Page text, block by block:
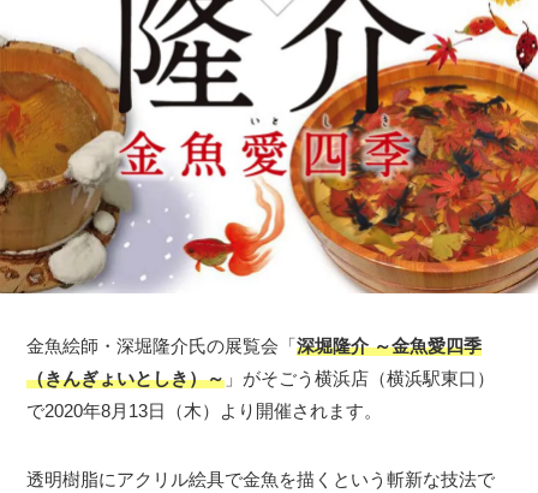
金魚絵師・深堀隆介氏の展覧会「深堀隆介 ～金魚愛四季
（きんぎょいとしき）～ 」がそごう横浜店（横浜駅東口）
で2020年8月13日（木）より開催されます。
透明樹脂にアクリル絵具で金魚を描くという斬新な技法で